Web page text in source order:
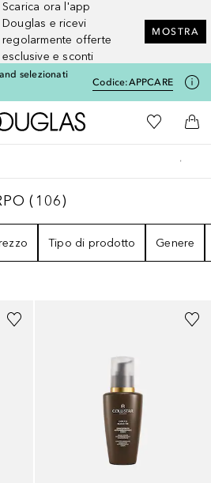
Scarica ora l'app
Douglas e ricevi
regolarmente offerte
esclusive e sconti
MOSTRA
selezionati
Codice:APPCARE
A Douglas HomeAlla Mia
Al
106
( 106)
Tipo di prodotto Genere